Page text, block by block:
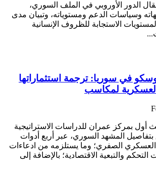
الدور الأوروبي في الملف السوري،
وسياسات الدعم ومستوياته، وتبيان مدى
الاستجابة للظروف الإنسانية
في سوريا: ترجمة استثماراتها
لمكاسب
أول بمركز عمران للدراسات الاستراتيجية
المشهد السوري، عبر أربع أدوات
العسكري الصفري؛ وما يستلزمه من ادعاءات
التحكم والتبعية الاقتصادية؛ بالإضافة إلى